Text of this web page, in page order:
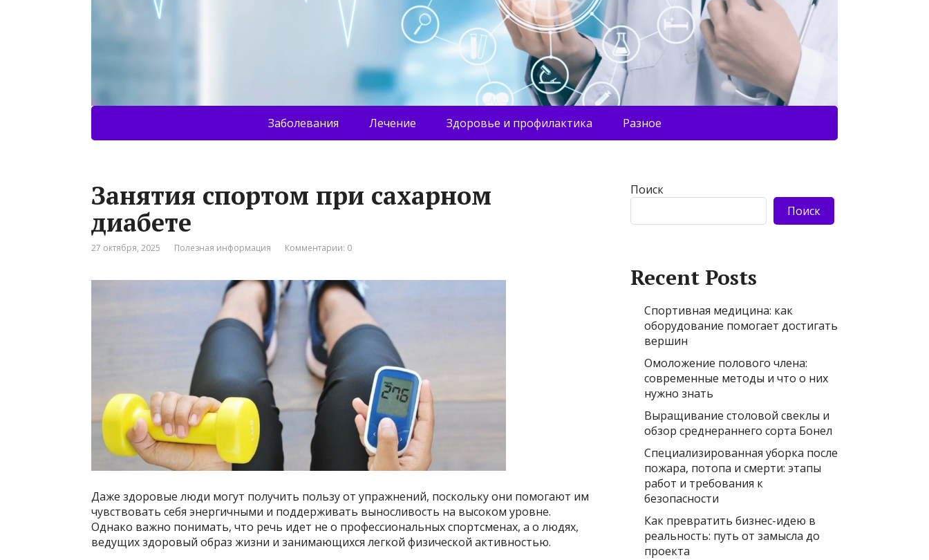
Заболевания Лечение Здоровье и профилактика Разное
Занятия спортом при сахарном
диабете
27 октября, 2025 Полезная информация Комментарии: 0
Даже здоровые люди могут получить пользу от упражнений, поскольку они помогают им
чувствовать себя энергичными и поддерживать выносливость на высоком уровне.
Однако важно понимать, что речь идет не о профессиональных спортсменах, а о людях,
ведущих здоровый образ жизни и занимающихся легкой физической активностью.
Поиск
Поиск
Recent Posts
Спортивная медицина: как
оборудование помогает достигать
вершин
Омоложение полового члена:
современные методы и что о них
нужно знать
Выращивание столовой свеклы и
обзор среднераннего сорта Бонел
Специализированная уборка после
пожара, потопа и смерти: этапы
работ и требования к
безопасности
Как превратить бизнес-идею в
реальность: путь от замысла до
проекта